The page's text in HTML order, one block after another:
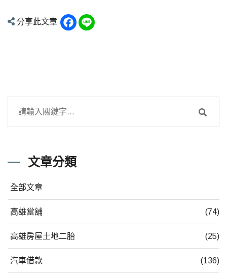
分享此文章 Facebook
文章分類
全部文章
高雄當舖 (74)
高雄房屋土地二胎 (25)
汽車借款 (136)